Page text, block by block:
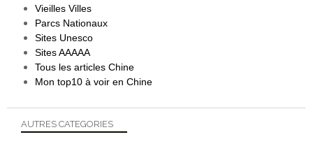
Vieilles Villes
Parcs Nationaux
Sites Unesco
Sites AAAAA
Tous les articles Chine
Mon top10 à voir en Chine
AUTRES CATEGORIES